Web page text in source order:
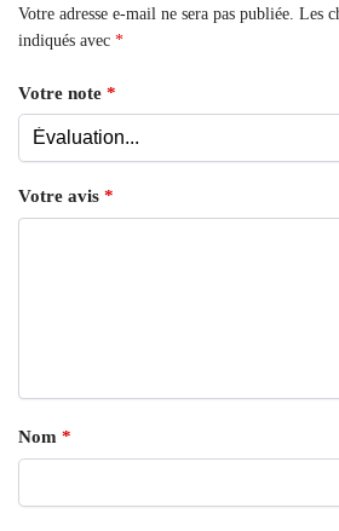
Votre adresse e-mail ne sera pas publiée. Les
indiqués avec *
Votre note *
Votre avis *
Nom *